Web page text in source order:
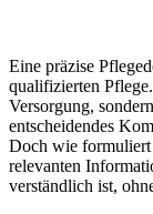
Eine präzise
qualifizierten
Versorgung,
entscheidendes
Doch wie formuliert
relevanten
verständlich ist,